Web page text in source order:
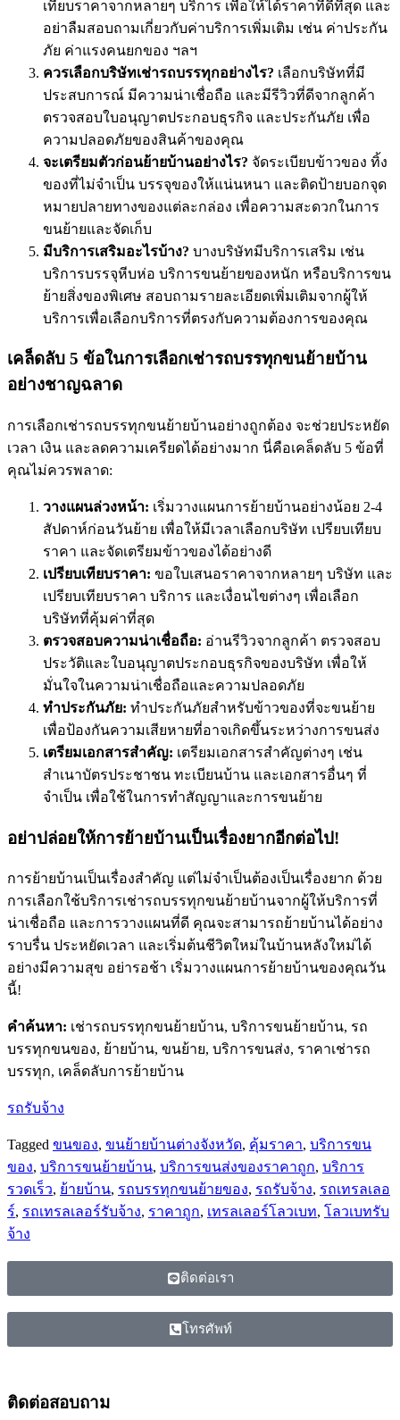
เทียบราคาจากหลายๆ บริการ เพื่อให้ได้ราคาที่ดีที่สุด และ
อย่าลืมสอบถามเกี่ยวกับค่าบริการเพิ่มเติม เช่น ค่าประกัน
ภัย ค่าแรงคนยกของ ฯลฯ
ควรเลือกบริษัทเช่ารถบรรทุกอย่างไร? เลือกบริษัทที่มี
ประสบการณ์ มีความน่าเชื่อถือ และมีรีวิวที่ดีจากลูกค้า
ตรวจสอบใบอนุญาตประกอบธุรกิจ และประกันภัย เพื่อ
ความปลอดภัยของสินค้าของคุณ
จะเตรียมตัวก่อนย้ายบ้านอย่างไร? จัดระเบียบข้าวของ ทิ้ง
ของที่ไม่จำเป็น บรรจุของให้แน่นหนา และติดป้ายบอกจุด
หมายปลายทางของแต่ละกล่อง เพื่อความสะดวกในการ
ขนย้ายและจัดเก็บ
มีบริการเสริมอะไรบ้าง? บางบริษัทมีบริการเสริม เช่น
บริการบรรจุหีบห่อ บริการขนย้ายของหนัก หรือบริการขน
ย้ายสิ่งของพิเศษ สอบถามรายละเอียดเพิ่มเติมจากผู้ให้
บริการเพื่อเลือกบริการที่ตรงกับความต้องการของคุณ
เคล็ดลับ 5 ข้อในการเลือกเช่ารถบรรทุกขนย้ายบ้าน
อย่างชาญฉลาด
การเลือกเช่ารถบรรทุกขนย้ายบ้านอย่างถูกต้อง จะช่วยประหยัด
เวลา เงิน และลดความเครียดได้อย่างมาก นี่คือเคล็ดลับ 5 ข้อที่
คุณไม่ควรพลาด:
วางแผนล่วงหน้า: เริ่มวางแผนการย้ายบ้านอย่างน้อย 2-4
สัปดาห์ก่อนวันย้าย เพื่อให้มีเวลาเลือกบริษัท เปรียบเทียบ
ราคา และจัดเตรียมข้าวของได้อย่างดี
เปรียบเทียบราคา: ขอใบเสนอราคาจากหลายๆ บริษัท และ
เปรียบเทียบราคา บริการ และเงื่อนไขต่างๆ เพื่อเลือก
บริษัทที่คุ้มค่าที่สุด
ตรวจสอบความน่าเชื่อถือ: อ่านรีวิวจากลูกค้า ตรวจสอบ
ประวัติและใบอนุญาตประกอบธุรกิจของบริษัท เพื่อให้
มั่นใจในความน่าเชื่อถือและความปลอดภัย
ทำประกันภัย: ทำประกันภัยสำหรับข้าวของที่จะขนย้าย
เพื่อป้องกันความเสียหายที่อาจเกิดขึ้นระหว่างการขนส่ง
เตรียมเอกสารสำคัญ: เตรียมเอกสารสำคัญต่างๆ เช่น
สำเนาบัตรประชาชน ทะเบียนบ้าน และเอกสารอื่นๆ ที่
จำเป็น เพื่อใช้ในการทำสัญญาและการขนย้าย
อย่าปล่อยให้การย้ายบ้านเป็นเรื่องยากอีกต่อไป!
การย้ายบ้านเป็นเรื่องสำคัญ แต่ไม่จำเป็นต้องเป็นเรื่องยาก ด้วย
การเลือกใช้บริการเช่ารถบรรทุกขนย้ายบ้านจากผู้ให้บริการที่
น่าเชื่อถือ และการวางแผนที่ดี คุณจะสามารถย้ายบ้านได้อย่าง
ราบรื่น ประหยัดเวลา และเริ่มต้นชีวิตใหม่ในบ้านหลังใหม่ได้
อย่างมีความสุข อย่ารอช้า เริ่มวางแผนการย้ายบ้านของคุณวัน
นี้!
คำค้นหา: เช่ารถบรรทุกขนย้ายบ้าน, บริการขนย้ายบ้าน, รถ
บรรทุกขนของ, ย้ายบ้าน, ขนย้าย, บริการขนส่ง, ราคาเช่ารถ
บรรทุก, เคล็ดลับการย้ายบ้าน
รถรับจ้าง
Tagged ขนของ, ขนย้ายบ้านต่างจังหวัด, คุ้มราคา, บริการขน
ของ, บริการขนย้ายบ้าน, บริการขนส่งของราคาถูก, บริการ
รวดเร็ว, ย้ายบ้าน, รถบรรทุกขนย้ายของ, รถรับจ้าง, รถเทรลเลอ
ร์, รถเทรลเลอร์รับจ้าง, ราคาถูก, เทรลเลอร์โลวเบท, โลวเบทรับ
จ้าง
ติดต่อเรา
โทรศัพท์
ติดต่อสอบถาม